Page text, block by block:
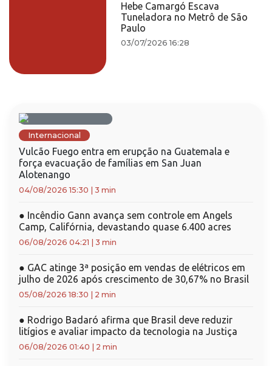
Hebe Camargó Escava
Tuneladora no Metrô de São
Paulo
03/07/2026 16:28
Internacional
Vulcão Fuego entra em erupção na Guatemala e
força evacuação de famílias em San Juan
Alotenango
04/08/2026 15:30 3 min
● Incêndio Gann avança sem controle em Angels
Camp, Califórnia, devastando quase 6.400 acres
06/08/2026 04:21 3 min
● GAC atinge 3ª posição em vendas de elétricos em
julho de 2026 após crescimento de 30,67% no Brasil
05/08/2026 18:30 2 min
● Rodrigo Badaró afirma que Brasil deve reduzir
litígios e avaliar impacto da tecnologia na Justiça
06/08/2026 01:40 2 min